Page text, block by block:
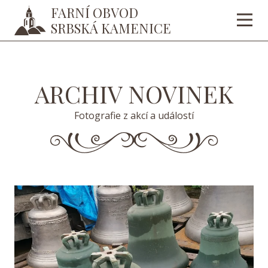
FARNÍ OBVOD
SRBSKÁ KAMENICE
ARCHIV NOVINEK
Fotografie z akcí a událostí